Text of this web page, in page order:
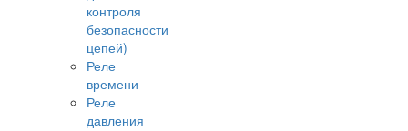
контроля
безопасности
цепей)
Реле
времени
Реле
давления